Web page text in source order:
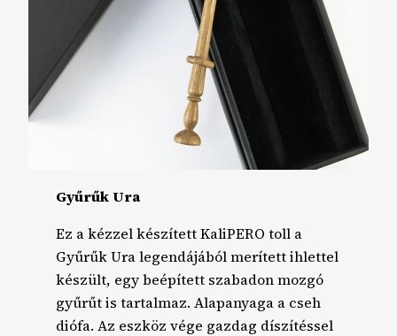
Gyűrűk Ura
Ez a kézzel készített KaliPERO toll a
Gyűrűk Ura legendájából merített ihlettel
készült, egy beépített szabadon mozgó
gyűrűt is tartalmaz. Alapanyaga a cseh
diófa. Az eszköz vége gazdag díszítéssel